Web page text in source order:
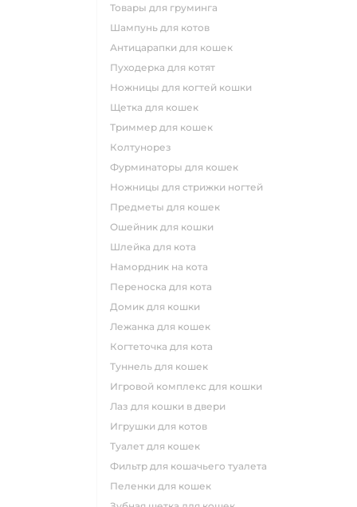
товары для груминга
шампунь для котов
антицарапки для кошек
пуходерка для котят
ножницы для когтей кошки
щетка для кошек
триммер для кошек
колтунорез
фурминаторы для кошек
ножницы для стрижки ногтей
предметы для кошек
ошейник для кошки
шлейка для кота
намордник на кота
переноска для кота
домик для кошки
лежанка для кошек
когтеточка для кота
туннель для кошек
игровой комплекс для кошки
лаз для кошки в двери
игрушки для котов
туалет для кошек
фильтр для кошачьего туалета
пеленки для кошек